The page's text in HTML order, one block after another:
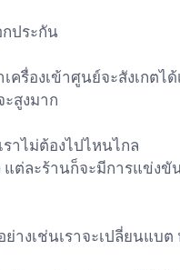
ประกัน
รื่องเข้าศูนย์จะสังเกตไ
ะสูงมาก
าไม่ต้องไปไหนไกล
ละร้านก็จะมีการแข่งขัน
งเช่นเราจะเปลี่ยนแบต